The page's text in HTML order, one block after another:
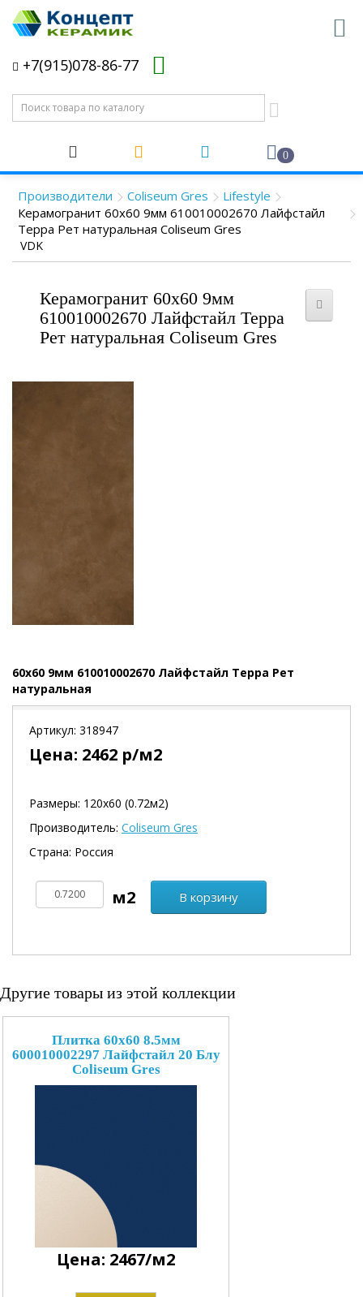
+7(915)078-86-77
0
Производители Coliseum Gres
Lifestyle
Керамогранит 60x60 9мм 610010002670 Лайфстайл
Терра Рет натуральная Coliseum Gres
VDK
Керамогранит 60x60 9мм
610010002670 Лайфстайл Терра
Рет натуральная Coliseum Gres
60x60 9мм 610010002670 Лайфстайл Терра Рет
натуральная
Артикул: 318947
Цена: 2462 р/м2
Размеры: 120х60 (0.72м2)
Производитель: Coliseum Gres
Страна: Россия
В корзину
Другие товары из этой коллекции
Плитка 60x60 8.5мм
600010002297 Лайфстайл 20 Блу
Coliseum Gres
Цена: 2467/м2